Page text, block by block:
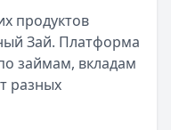
продуктов
Зай. Платформа
займам, вкладам
разных